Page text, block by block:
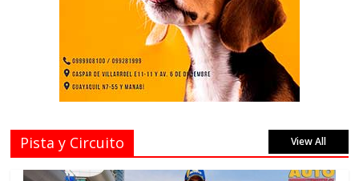
Pista y Circuito View All